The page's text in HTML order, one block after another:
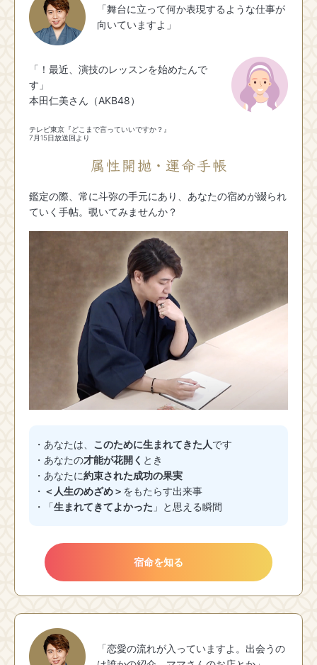
「舞台に立って何か表現するような仕事が
向いていますよ」
「！最近、演技のレッスンを始めたんで
す」
本田仁美さん（AKB48）
テレビ東京『どこまで言っていいですか？』
7月15日放送回より
鑑定の際、常に斗弥の手元にあり、あなたの宿めが綴られ
ていく手帖。覗いてみませんか？
・あなたは、 このために生まれてきた人です
・あなたの才能が花開く とき
・あなたに約束された成功の果実
・ ＜人生のめざめ＞ をもたらす出来事
・「生まれてきてよかった 」と思える瞬間
宿命を知る
「恋愛の流れが入っていますよ。出会うの